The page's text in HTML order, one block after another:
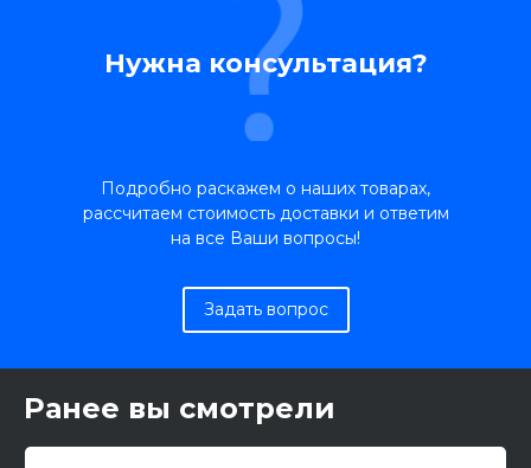
Нужна консультация?
Подробно раскажем о наших товарах,
рассчитаем стоимость доставки и ответим
на все Ваши вопросы!
Задать вопрос
Ранее вы смотрели